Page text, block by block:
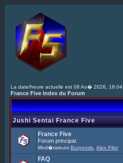
La date/heure actuelle est 08 Ao� 2026, 18:04
France Five Index du Forum
Jushi Sentai France Five
France Five
Forum principal.
Mod�rateurs Burgonde Alex Pilot
FAQ